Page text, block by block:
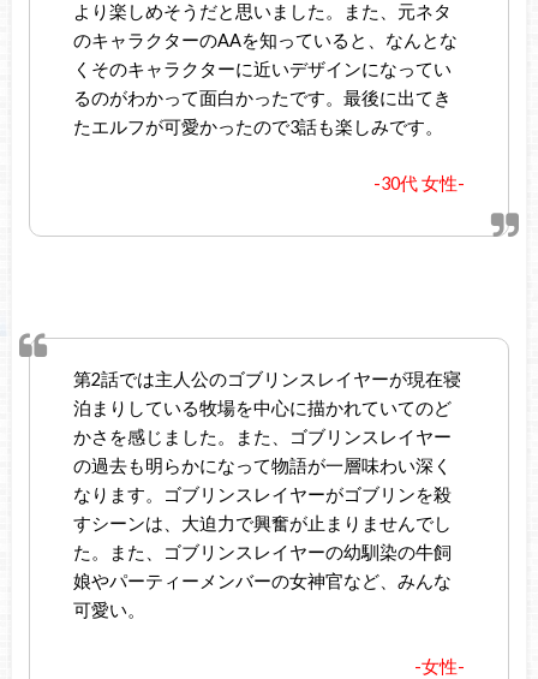
より楽しめそうだと思いました。また、元ネタ
のキャラクターのAAを知っていると、なんとな
くそのキャラクターに近いデザインになってい
るのがわかって面白かったです。最後に出てき
たエルフが可愛かったので3話も楽しみです。
-30代 女性-
第2話では主人公のゴブリンスレイヤーが現在寝
泊まりしている牧場を中心に描かれていてのど
かさを感じました。また、ゴブリンスレイヤー
の過去も明らかになって物語が一層味わい深く
なります。ゴブリンスレイヤーがゴブリンを殺
すシーンは、大迫力で興奮が止まりませんでし
た。また、ゴブリンスレイヤーの幼馴染の牛飼
娘やパーティーメンバーの女神官など、みんな
可愛い。
-女性-